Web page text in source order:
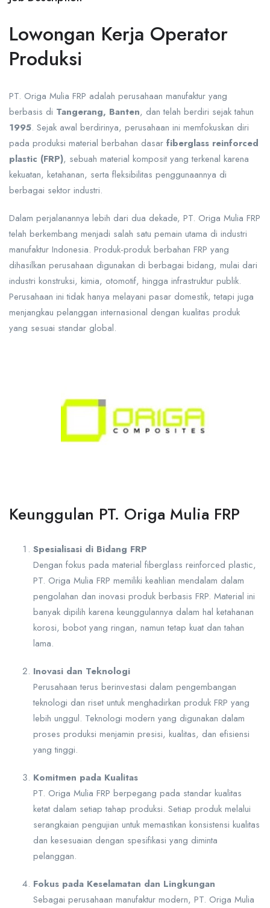
Lowongan Kerja Operator
Produksi
PT. Origa Mulia FRP adalah perusahaan manufaktur yang
berbasis di Tangerang, Banten, dan telah berdiri sejak tahun
1995. Sejak awal berdirinya, perusahaan ini memfokuskan diri
pada produksi material berbahan dasar fiberglass reinforced
plastic (FRP), sebuah material komposit yang terkenal karena
kekuatan, ketahanan, serta fleksibilitas penggunaannya di
berbagai sektor industri.
Dalam perjalanannya lebih dari dua dekade, PT. Origa Mulia FRP
telah berkembang menjadi salah satu pemain utama di industri
manufaktur Indonesia. Produk-produk berbahan FRP yang
dihasilkan perusahaan digunakan di berbagai bidang, mulai dari
industri konstruksi, kimia, otomotif, hingga infrastruktur publik.
Perusahaan ini tidak hanya melayani pasar domestik, tetapi juga
menjangkau pelanggan internasional dengan kualitas produk
yang sesuai standar global.
Keunggulan PT. Origa Mulia FRP
Spesialisasi di Bidang FRP
Dengan fokus pada material fiberglass reinforced plastic,
PT. Origa Mulia FRP memiliki keahlian mendalam dalam
pengolahan dan inovasi produk berbasis FRP. Material ini
banyak dipilih karena keunggulannya dalam hal ketahanan
korosi, bobot yang ringan, namun tetap kuat dan tahan
lama.
Inovasi dan Teknologi
Perusahaan terus berinvestasi dalam pengembangan
teknologi dan riset untuk menghadirkan produk FRP yang
lebih unggul. Teknologi modern yang digunakan dalam
proses produksi menjamin presisi, kualitas, dan efisiensi
yang tinggi.
Komitmen pada Kualitas
PT. Origa Mulia FRP berpegang pada standar kualitas
ketat dalam setiap tahap produksi. Setiap produk melalui
serangkaian pengujian untuk memastikan konsistensi kualitas
dan kesesuaian dengan spesifikasi yang diminta
pelanggan.
Fokus pada Keselamatan dan Lingkungan
Sebagai perusahaan manufaktur modern, PT. Origa Mulia